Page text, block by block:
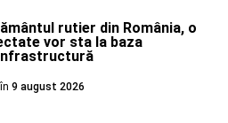
rutier din România, o
vor sta la baza
în 9 august 2026